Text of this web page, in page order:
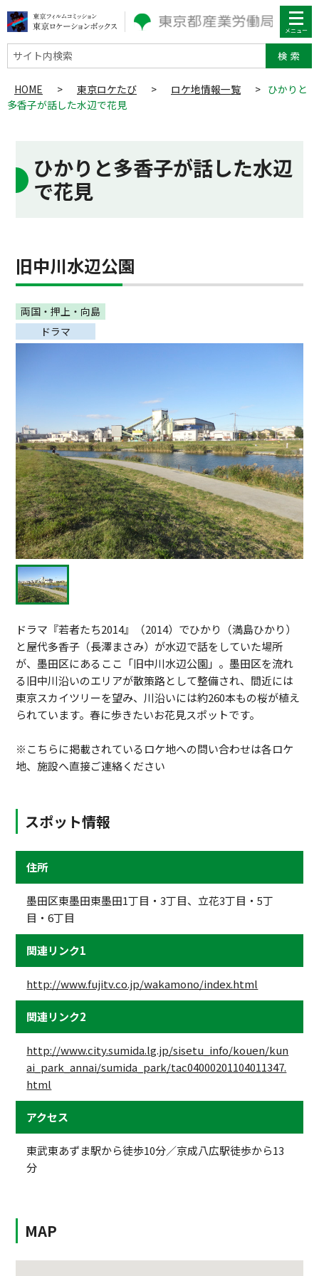
サイト内検索
HOME > 東京ロケたび > ロケ地情報一覧 > ひかりと
多香子が話した水辺で花見
ひかりと多香子が話した水辺
で花見
旧中川水辺公園
両国・押上・向島
ドラマ
ドラマ『若者たち2014』（2014）でひかり（満島ひかり）
と屋代多香子（長澤まさみ）が水辺で話をしていた場所
が、墨田区にあるここ「旧中川水辺公園」。墨田区を流れ
る旧中川沿いのエリアが散策路として整備され、間近には
東京スカイツリーを望み、川沿いには約260本もの桜が植え
られています。春に歩きたいお花見スポットです。
※こちらに掲載されているロケ地への問い合わせは各ロケ
地、施設へ直接ご連絡ください
スポット情報
住所
墨田区東墨田東墨田1丁目・3丁目、立花3丁目・5丁
目・6丁目
関連リンク1
http://www.fujitv.co.jp/wakamono/index.html
関連リンク2
http://www.city.sumida.lg.jp/sisetu_info/kouen/kun
ai_park_annai/sumida_park/tac04000201104011347.
html
アクセス
東武東あずま駅から徒歩10分／京成八広駅徒歩から13
分
MAP